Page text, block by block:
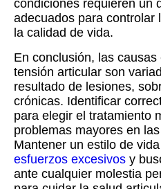
condiciones requieren un
adecuados para controlar
la calidad de vida.
En conclusión, las
tensión articular son
resultado de lesiones,
crónicas. Identificar
para elegir el tratamiento
problemas mayores en
Mantener un estilo de
esfuerzos excesivos y
ante cualquier molestia